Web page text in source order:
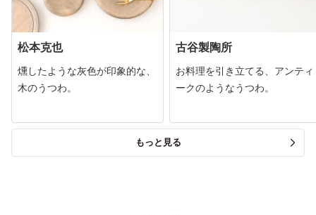
松本克也
燻したような灰色が印象的な、
木のうつわ。
古谷製陶所
お料理を引き立てる、アンティ
ークのようなうつわ。
もっと見る